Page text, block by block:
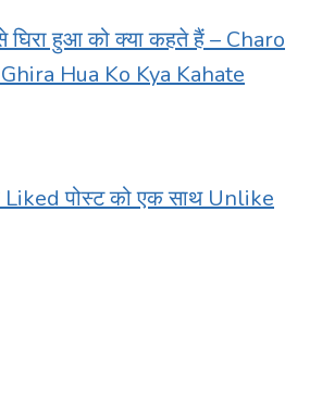
घिरा हुआ को क्या कहते हैं – Charo
Hua Ko Kya Kahate
Liked पोस्ट को एक साथ Unlike